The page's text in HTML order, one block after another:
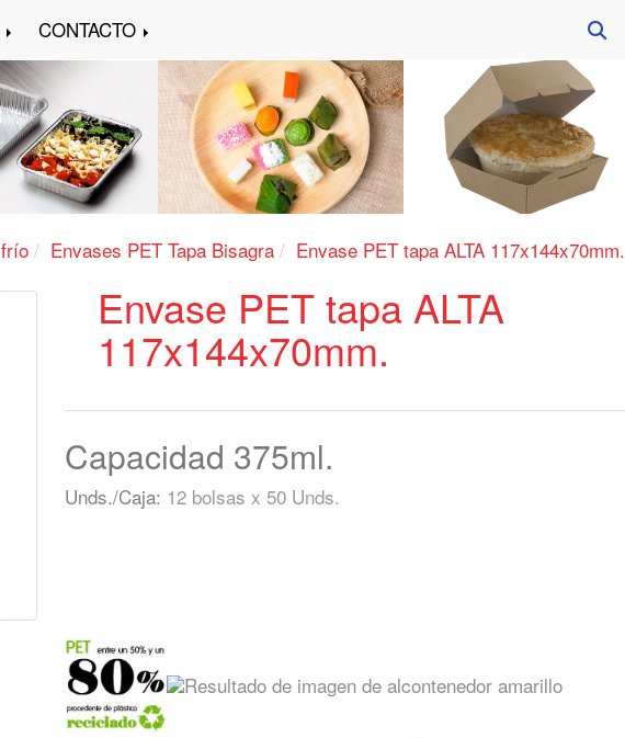
CONTACTO
Envases PET Tapa Bisagra Envase PET tapa ALTA 117x144x70mm.
Envase PET tapa ALTA
117x144x70mm.
Capacidad 375ml.
Unds./Caja: 12 bolsas x 50 Unds.